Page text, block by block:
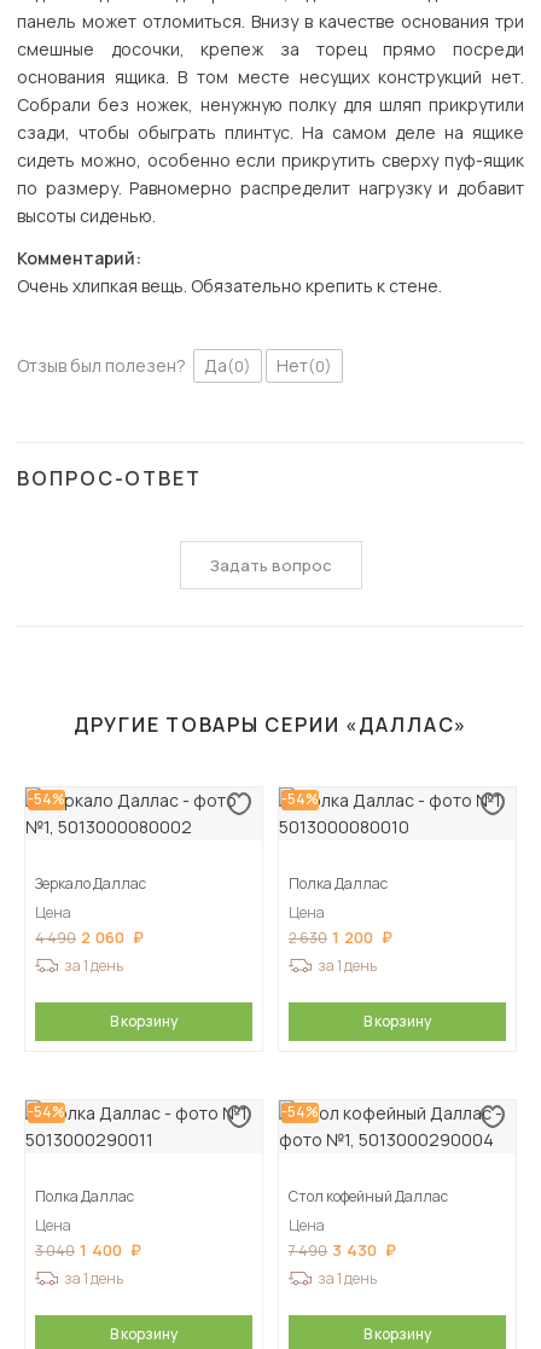
панель может отломиться. Внизу в качестве основания три
смешные досочки, крепеж за торец прямо посреди
основания ящика. В том месте несущих конструкций нет.
Собрали без ножек, ненужную полку для шляп прикрутили
сзади, чтобы обыграть плинтус. На самом деле на ящике
сидеть можно, особенно если прикрутить сверху пуф-ящик
по размеру. Равномерно распределит нагрузку и добавит
высоты сиденью.
Комментарий:
Очень хлипкая вещь. Обязательно крепить к стене.
Отзыв был полезен? Да(0) Нет(0)
ВОПРОС-ОТВЕТ
Задать вопрос
ДРУГИЕ ТОВАРЫ СЕРИИ «ДАЛЛАС»
-54%
Зеркало Даллас
Цена
4 490 2 060
за 1 день
В корзину
-54%
Полка Даллас
Цена
2 630 1 200
за 1 день
В корзину
-54%
Полка Даллас
Цена
3 040 1 400
за 1 день
В корзину
-54%
Стол кофейный Даллас
Цена
7 490 3 430
за 1 день
В корзину